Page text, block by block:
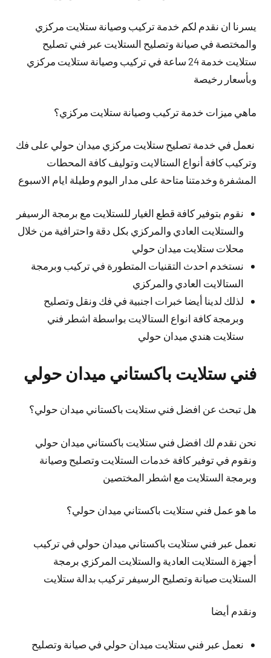
يسرنا ان نقدم لكم خدمة تركيب وصيانة ستلايت مركزي
والمختصة في صيانة وتصليح الستلايت عبر فني تصليح
ستلايت خدمة 24 ساعة في تركيب وصيانة ستلايت مركزي
وبأسعار رخيصة
ماهي ميزات خدمة تركيب وصيانة ستلايت مركزي؟
نعمل في خدمة تصليح ستلايت مركزي ميدان حولي على فك
وتركيب كافة أنواع الستالايت وتوليف كافة المحطات
المشفرة وخدمتنا متاحة على مدار اليوم وطيلة ايام الاسبوع
نقوم بتوفير كافة قطع الغيار للستلايت مع برمجة الرسيفر
والستلايت العادي والمركزي بكل دقة واحترافية من خلال
محلات ستلايت ميدان حولي
نستخدم احدث التقنيات المتطورة في تركيب وبرمجة
الستالايت العادي والمركزي
لذلك لدينا أيضا خبرات اجنبية في فك ونقل وتصليح
وبرمجة كافة انواع الستالايت بواسطة اشطر فني
ستلايت هندي ميدان حولي
فني ستلايت باكستاني ميدان حولي
هل تبحث عن افضل فني ستلايت باكستاني ميدان حولي؟
نحن نقدم لك افضل فني ستلايت باكستاني ميدان حولي
ونقوم في توفير كافة خدمات الستلايت وتصليح وصيانة
وبرمجة الستلايت مع اشطر المختصين
ما هو عمل فني ستلايت باكستاني ميدان حولي؟
نعمل عبر فني ستلايت باكستاني ميدان حولي في تركيب
أجهزة الستلايت العادية والستلايت المركزي برمجة
الستلايت صيانة وتصليح الرسيفر تركيب بدالة ستلايت
ونقدم أيضا
نعمل عبر فني ستلايت ميدان حولي في صيانة وتصليح